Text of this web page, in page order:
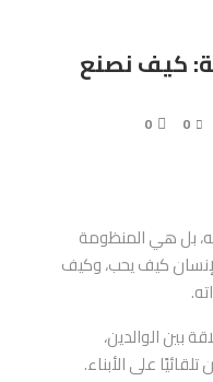
كيف نصنع
0
0
بل هي المنظومة
كيف يحب، وكيف
بين الوالدين،
على الأبناء.